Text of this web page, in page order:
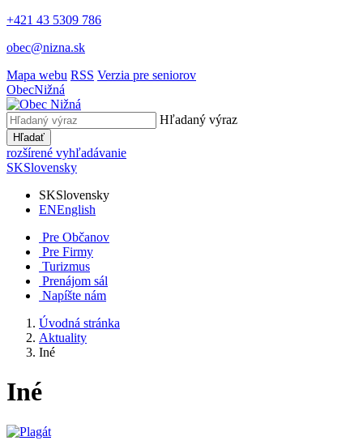
+421 43 5309 786
obec@nizna.sk
Mapa webu RSS Verzia pre seniorov
ObecNižná
Hľadaný výraz
Hľadať
rozšírené vyhľadávanie
SKSlovensky
SKSlovensky
ENEnglish
Pre Občanov
Pre Firmy
Turizmus
Prenájom sál
Napíšte nám
Úvodná stránka
Aktuality
Iné
Iné